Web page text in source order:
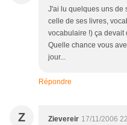
J'ai lu quelques uns de
celle de ses livres,
vocabulaire !) ça devait
Quelle chance vous
jour...
Répondre
Z Zievereir 17/11/2006